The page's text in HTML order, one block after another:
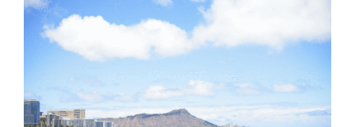
ALL